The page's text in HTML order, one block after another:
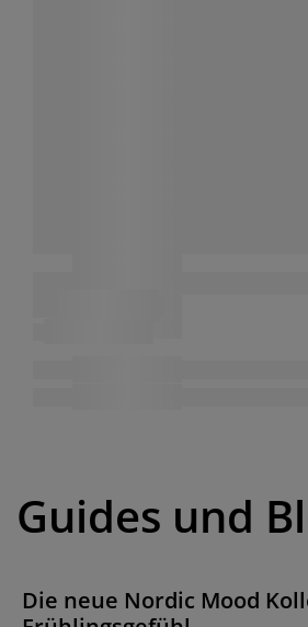
Guides und
Die neue Nordic Mood